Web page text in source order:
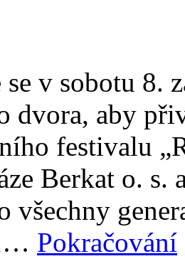
v sobotu 8.
dvora, aby
festivalu
Berkat o. s.
všechny
Pokračování